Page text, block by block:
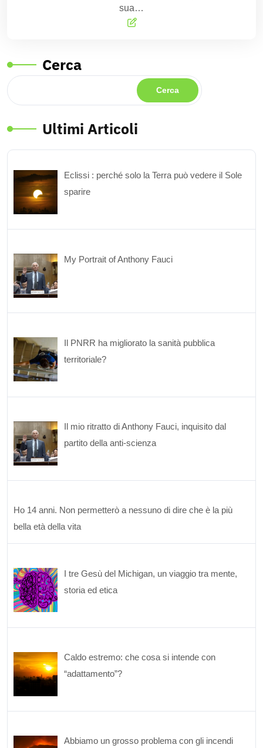
sua…
Cerca
Cerca
Ultimi Articoli
Eclissi : perché solo la Terra può vedere il Sole
sparire
My Portrait of Anthony Fauci
Il PNRR ha migliorato la sanità pubblica
territoriale?
Il mio ritratto di Anthony Fauci, inquisito dal
partito della anti-scienza
Ho 14 anni. Non permetterò a nessuno di dire che è la più
bella età della vita
I tre Gesù del Michigan, un viaggio tra mente,
storia ed etica
Caldo estremo: che cosa si intende con
“adattamento”?
Abbiamo un grosso problema con gli incendi